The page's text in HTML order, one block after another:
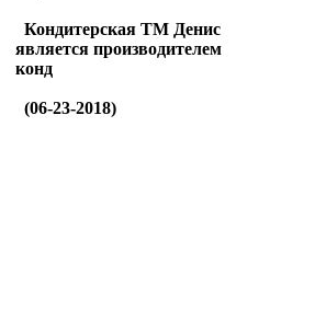
Кондитерская ТМ Денис
является производителем
конд
(06-23-2018)